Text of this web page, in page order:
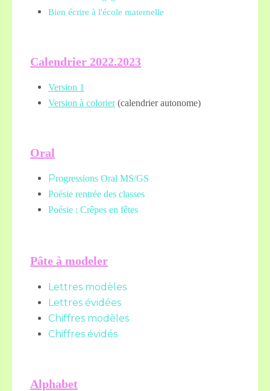
Bien écrire à l'école maternelle
Calendrier 2022.2023
Version 1
Version à colorier(calendrier autonome)
Oral
Progressions Oral MS/GS
Poésie rentrée des classes
Poésie : Crêpes en fêtes
Pâte à modeler
Lettres modèles
Lettres évidées
Chiffres modèles
Chiffres évidés
Alphabet